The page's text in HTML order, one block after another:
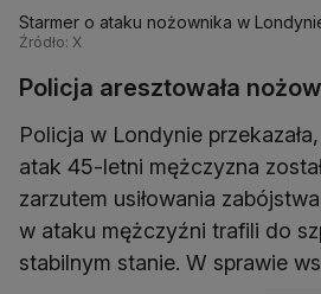
Starmer o ataku nożownika w
Źródło: X
Policja aresztowała
Policja w Londynie
atak 45-letni mężczyzna
zarzutem usiłowania
w ataku mężczyźni trafili do
stabilnym stanie. W sprawie